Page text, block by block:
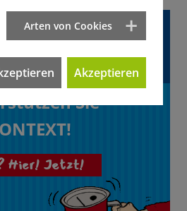
Ihnen dieser
Sie
Hier! Jetzt!
Arten von Cookies
Akzeptieren